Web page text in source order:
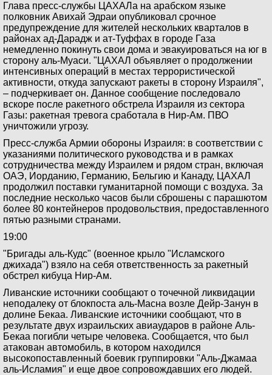
Глава пресс-службы ЦАХАЛа на арабском языке
полковник Авихай Эдраи опубликовал срочное
предупреждение для жителей нескольких кварталов в
районах ад-Дарадж и ат-Туффах в городе Газа
немедленно покинуть свои дома и эвакуироваться на юг в
сторону аль-Муаси. "ЦАХАЛ объявляет о продолжении
интенсивных операций в местах террористической
активности, откуда запускают ракеты в сторону Израиля",
– подчеркивает он. Данное сообщение последовало
вскоре после ракетного обстрела Израиля из сектора
Газы: ракетная тревога сработала в Нир-Ам. ПВО
уничтожили угрозу.
Пресс-служба Армии обороны Израиля: в соответствии с
указаниями политического руководства и в рамках
сотрудничества между Израилем и рядом стран, включая
ОАЭ, Иорданию, Германию, Бельгию и Канаду, ЦАХАЛ
продолжил поставки гуманитарной помощи с воздуха. За
последние несколько часов были сброшены с парашютом
более 80 контейнеров продовольствия, предоставленного
пятью разными странами.
19:00
"Бригады аль-Кудс" (военное крыло "Исламского
джихада") взяло на себя ответственность за ракетный
обстрел кибуца Нир-Ам.
Ливанские источники сообщают о точечной ликвидации
неподалеку от блокпоста аль-Масна возле Дейр-Занун в
долине Бекаа. Ливанские источники сообщают, что в
результате двух израильских авиаударов в районе Аль-
Бекаа погибли четыре человека. Сообщается, что был
атакован автомобиль, в котором находился
высокопоставленный боевик группировки "Аль-Джамаа
аль-Исламия" и еще двое сопровождавших его людей.